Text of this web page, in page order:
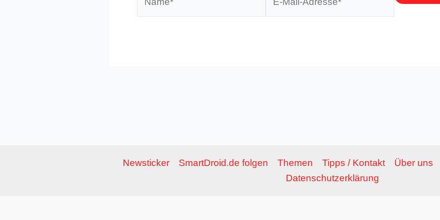
Newsticker SmartDroid.de folgen Themen Tipps / Kontakt Über uns
Datenschutzerklärung